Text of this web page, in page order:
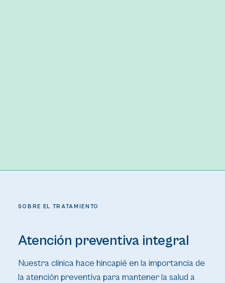
SOBRE EL TRATAMIENTO
Atención preventiva integral
Nuestra clínica hace hincapié en la importancia de
la atención preventiva para mantener la salud a